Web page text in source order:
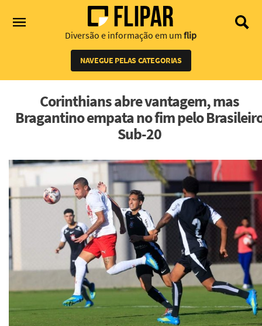
Diversão e informação em um flip
NAVEGUE PELAS CATEGORIAS
Corinthians abre vantagem, mas
Bragantino empata no fim pelo
Sub-20